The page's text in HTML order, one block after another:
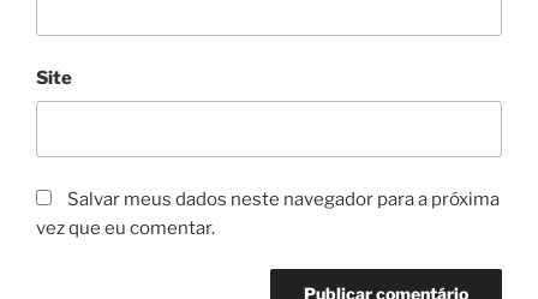
Site
Salvar meus dados neste navegador para a próxima
vez que eu comentar.